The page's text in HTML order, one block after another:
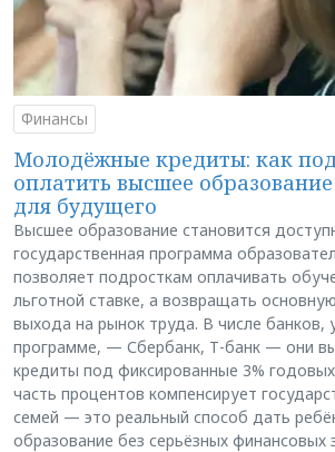
Финансы
Молодёжные кредиты: как
оплатить высшее
для будущего
Высшее образование становится
государственная программа
позволяет подросткам оплачивать
льготной ставке, а возвращать
выхода на рынок труда. В числе банков,
программе, — Сбербанк, Т-банк — они
кредиты под фиксированные 3%
часть процентов компенсирует
семей — это реальный способ дать
образование без серьёзных финансовых